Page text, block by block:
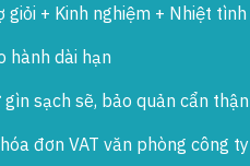
giỏi + Kinh nghiệm + Nhiệt tình
hành dài hạn
gìn sạch sẽ, bảo quản cẩn thận
đơn VAT văn phòng công ty